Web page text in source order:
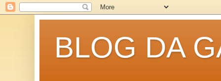
BLOG DA